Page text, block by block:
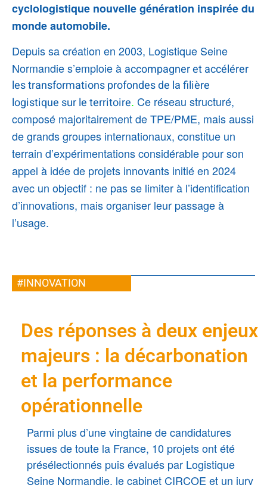
cyclologistique nouvelle génération inspirée du
monde automobile.
Depuis sa création en 2003, Logistique Seine
Normandie s’emploie à accompagner et accélérer
les transformations profondes de la filière
logistique sur le territoire. Ce réseau structuré,
composé majoritairement de TPE/PME, mais aussi
de grands groupes internationaux, constitue un
terrain d’expérimentations considérable pour son
appel à idée de projets innovants initié en 2024
avec un objectif : ne pas se limiter à l’identification
d’innovations, mais organiser leur passage à
l’usage.
#INNOVATION
Des réponses à deux enjeux
majeurs : la décarbonation
et la performance
opérationnelle
Parmi plus d’une vingtaine de candidatures
issues de toute la France, 10 projets ont été
présélectionnés puis évalués par Logistique
Seine Normandie, le cabinet CIRCOE et un jury